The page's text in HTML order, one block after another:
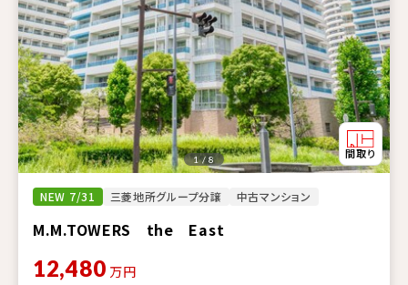
NEW 7/31 三菱地所グループ分譲 中古マンション
M.M.TOWERS the East
1 / 8
12,480 万円